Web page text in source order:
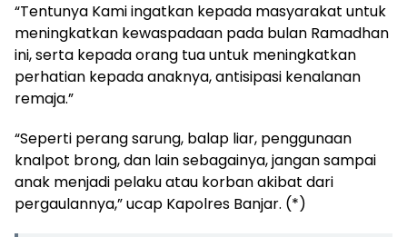
“Tentunya Kami ingatkan kepada masyarakat untuk
meningkatkan kewaspadaan pada bulan Ramadhan
ini, serta kepada orang tua untuk meningkatkan
perhatian kepada anaknya, antisipasi kenalanan
remaja.”
“Seperti perang sarung, balap liar, penggunaan
knalpot brong, dan lain sebagainya, jangan sampai
anak menjadi pelaku atau korban akibat dari
pergaulannya,” ucap Kapolres Banjar. (*)